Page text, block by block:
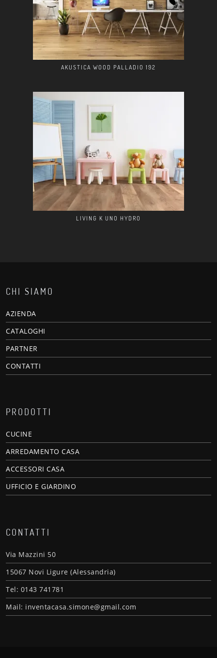
AKUSTICA WOOD PALLADIO 192
LIVING K UNO HYDRO
CHI SIAMO
AZIENDA
CATALOGHI
PARTNER
CONTATTI
PRODOTTI
CUCINE
ARREDAMENTO CASA
ACCESSORI CASA
UFFICIO E GIARDINO
CONTATTI
Via Mazzini 50
15067 Novi Ligure (Alessandria)
Tel: 0143 741781
Mail: inventacasa.simone@gmail.com